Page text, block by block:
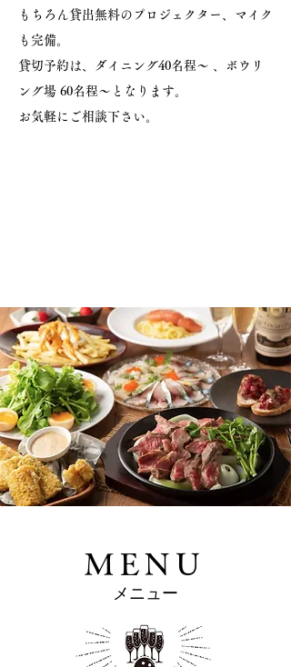
もちろん貸出無料のプロジェクター、マイク
も完備。
貸切予約は、ダイニング40名程～ 、ボウリ
ング場 60名程～となります。
お気軽にご相談下さい。
MENU
メニュー